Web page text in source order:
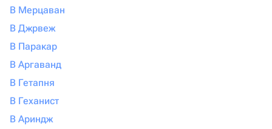
В Мерцаван
В Джрвеж
В Паракар
В Аргаванд
В Гетапня
В Геханист
В Ариндж